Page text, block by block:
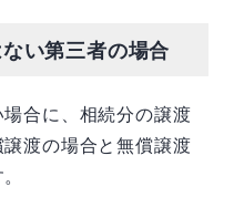
い第三者の場合
合に、相続分の譲渡
渡の場合と無償譲渡